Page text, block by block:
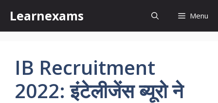
content
Learnexams Menu
IB Recruitment
2022: इंटेलीजेंस ब्यूरो ने